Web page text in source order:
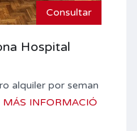
Consultar
Hospital
alquiler por seman
MÁS INFORMACIÓ